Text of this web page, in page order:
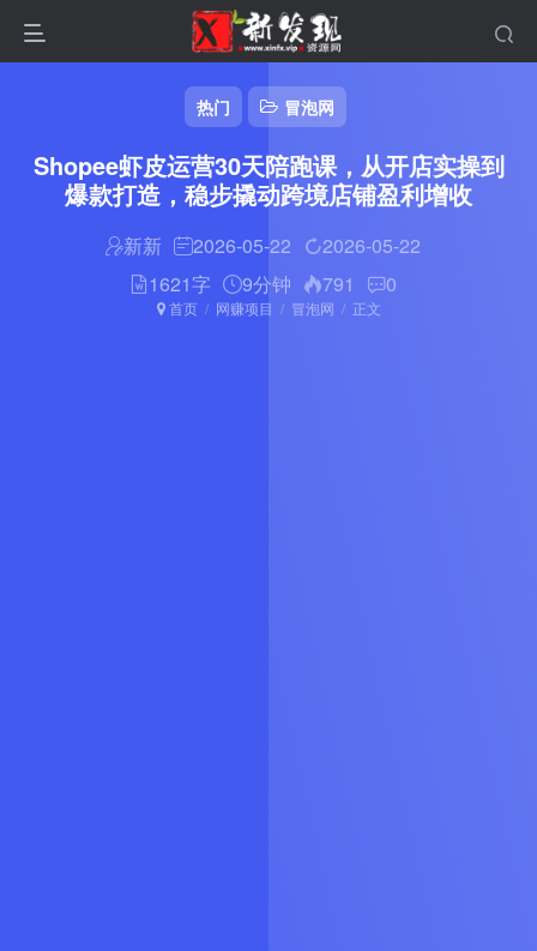
热门 冒泡网
Shopee虾皮运营30天陪跑课，从开店实操到
爆款打造，稳步撬动跨境店铺盈利增收
新新 2026-05-22
2026-05-22
1621字
9分钟 791 0
首页 网赚项目 冒泡网 正文